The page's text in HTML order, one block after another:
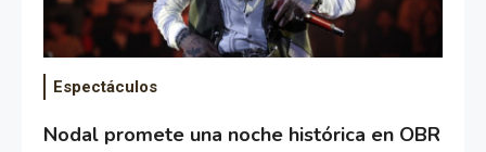
Espectáculos
Nodal promete una noche histórica en OBR